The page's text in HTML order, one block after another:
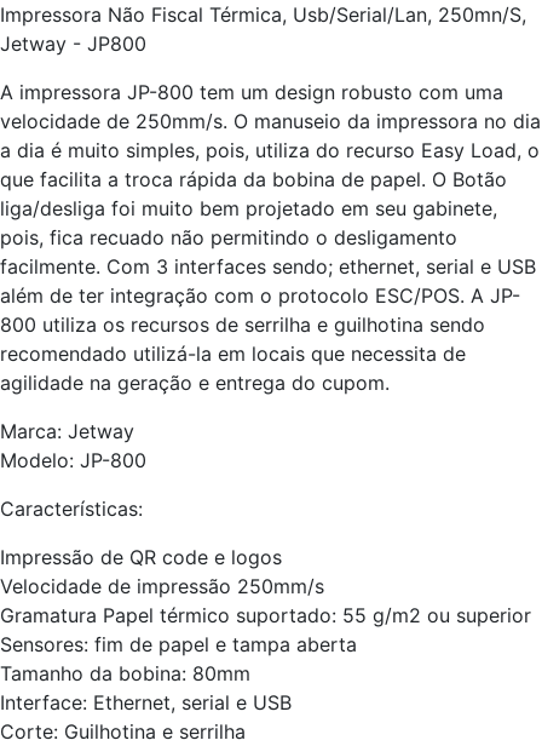
Impressora Não Fiscal Térmica, Usb/Serial/Lan, 250mn/S,
Jetway - JP800
A impressora JP-800 tem um design robusto com uma
velocidade de 250mm/s. O manuseio da impressora no dia
a dia é muito simples, pois, utiliza do recurso Easy Load, o
que facilita a troca rápida da bobina de papel. O Botão
liga/desliga foi muito bem projetado em seu gabinete,
pois, fica recuado não permitindo o desligamento
facilmente. Com 3 interfaces sendo; ethernet, serial e USB
além de ter integração com o protocolo ESC/POS. A JP-
800 utiliza os recursos de serrilha e guilhotina sendo
recomendado utilizá-la em locais que necessita de
agilidade na geração e entrega do cupom.
Marca: Jetway
Modelo: JP-800
Características:
Impressão de QR code e logos
Velocidade de impressão 250mm/s
Gramatura Papel térmico suportado: 55 g/m2 ou superior
Sensores: fim de papel e tampa aberta
Tamanho da bobina: 80mm
Interface: Ethernet, serial e USB
Corte: Guilhotina e serrilha